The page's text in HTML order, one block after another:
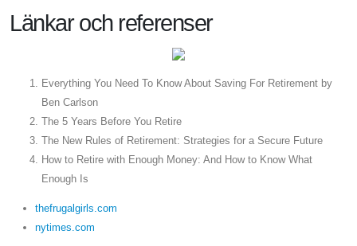
Länkar och referenser
Everything You Need To Know About Saving For Retirement by
Ben Carlson
The 5 Years Before You Retire
The New Rules of Retirement: Strategies for a Secure Future
How to Retire with Enough Money: And How to Know What
Enough Is
thefrugalgirls.com
nytimes.com